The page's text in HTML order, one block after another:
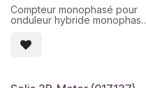
Compteur monophasé pour
onduleur hybride monophasé
SDM120CT (avec 1 × TC)